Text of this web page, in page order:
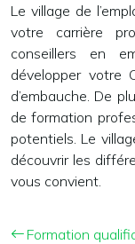
Le village de
votre carrière
conseillers en
développer votre
d’embauche. De
de formation
potentiels. Le
découvrir les
vous convient.
Formation